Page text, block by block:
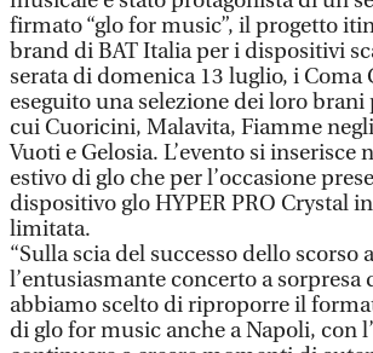
firmato “glo for music”, il progetto
brand di BAT Italia per i dispositivi
serata di domenica 13 luglio, i Coma
eseguito una selezione dei loro
cui Cuoricini, Malavita, Fiamme
Vuoti e Gelosia. L’evento si inserisce
estivo di glo che per l’occasione
dispositivo glo HYPER PRO Crystal
limitata.
“Sulla scia del successo dello scorso
l’entusiasmante concerto a sorpresa
abbiamo scelto di riproporre il
di glo for music anche a Napoli, con